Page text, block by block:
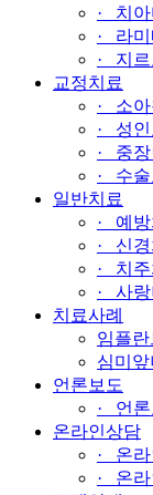
· 치아
· 라미
· 지
교정치료
· 소아
· 성인
· 중장
· 수술
일반치료
· 예방
· 신경
· 치주
· 사랑
치료사례
임플란
심미
언론보도
· 언론
온라인상담
· 온
· 온라